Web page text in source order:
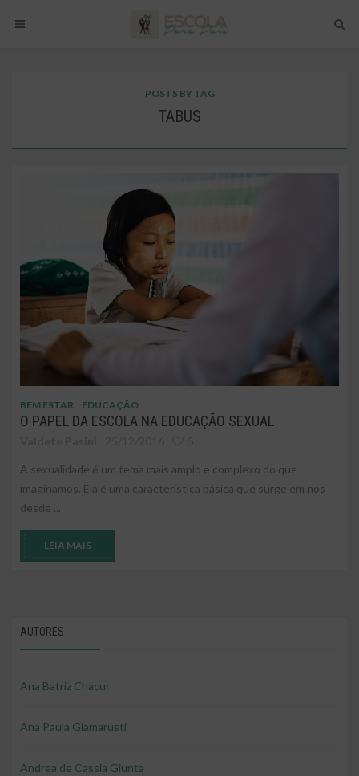
POSTS BY TAG
TABUS
BEM ESTAR EDUCAÇÃO
O PAPEL DA ESCOLA NA EDUCAÇÃO SEXUAL
A sexualidade é um tema mais amplo e complexo do que
imaginamos. Ela é uma característica básica que surge em nós
desde ...
LEIA MAIS
AUTORES
Ana Batriz Chacur
Ana Paula Giamarusti
Andrea de Cassia Giunta